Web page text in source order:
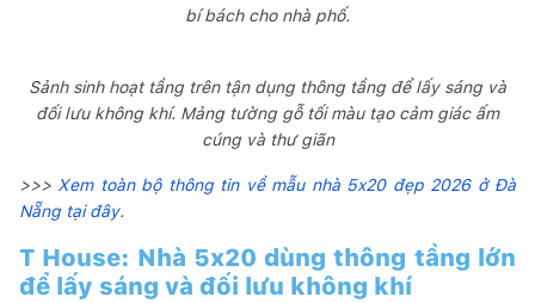
bí bách cho nhà phố.
Sảnh sinh hoạt tầng trên tận dụng thông tầng để lấy sáng và
đối lưu không khí. Mảng tường gỗ tối màu tạo cảm giác ấm
cúng và thư giãn
>>> Xem toàn bộ thông tin về mẫu nhà 5x20 đẹp 2026 ở Đà
Nẵng tại đây.
T House: Nhà 5x20 dùng thông tầng lớn
để lấy sáng và đối lưu không khí